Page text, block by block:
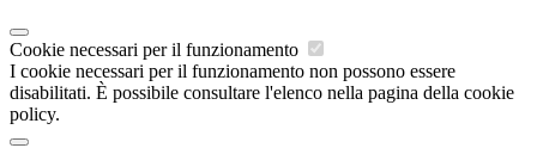
Cookie necessari per il funzionamento
I cookie necessari per il funzionamento non possono essere
disabilitati. È possibile consultare l'elenco nella pagina della cookie
policy.